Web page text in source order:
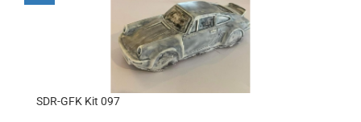
SDR-GFK Kit 097